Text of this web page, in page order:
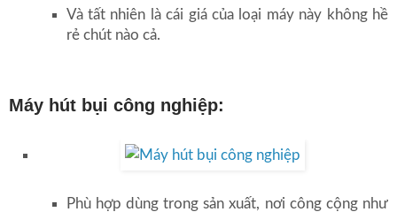
Và tất nhiên là cái giá của loại máy này không hề
rẻ chút nào cả.
Máy hút bụi công nghiệp:
Phù hợp dùng trong sản xuất, nơi công cộng như